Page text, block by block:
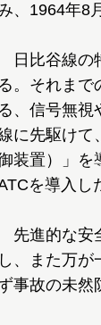
、1964年8
日比谷線の
る。それまで
る、信号無視
に先駆けて
装置）」を
を導入し
先進的な安
し、また万
事故の未然